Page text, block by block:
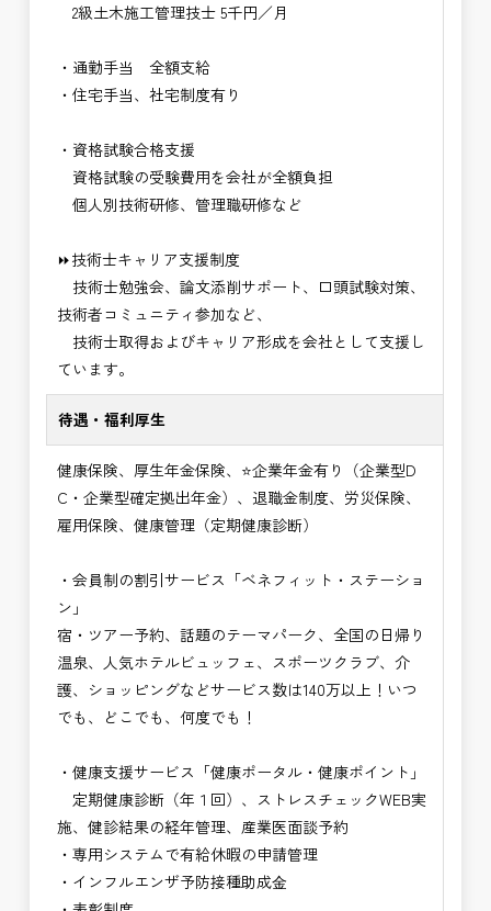
2級土木施工管理技士 5千円／月
・通勤手当 全額支給
・住宅手当、社宅制度有り
・資格試験合格支援
資格試験の受験費用を会社が全額負担
個人別技術研修、管理職研修など
⏩技術士キャリア支援制度
技術士勉強会、論文添削サポート、口頭試験対策、
技術者コミュニティ参加など、
技術士取得およびキャリア形成を会社として支援し
ています。
待遇・福利厚生
健康保険、厚生年金保険、⭐企業年金有り（企業型D
C・企業型確定拠出年金）、退職金制度、労災保険、
雇用保険、健康管理（定期健康診断）
・会員制の割引サービス「ベネフィット・ステーショ
ン」
宿・ツアー予約、話題のテーマパーク、全国の日帰り
温泉、人気ホテルビュッフェ、スポーツクラブ、介
護、ショッピングなどサービス数は140万以上！いつ
でも、どこでも、何度でも！
・健康支援サービス「健康ポータル・健康ポイント」
定期健康診断（年１回）、ストレスチェックWEB実
施、健診結果の経年管理、産業医面談予約
・専用システムで有給休暇の申請管理
・インフルエンザ予防接種助成⾦